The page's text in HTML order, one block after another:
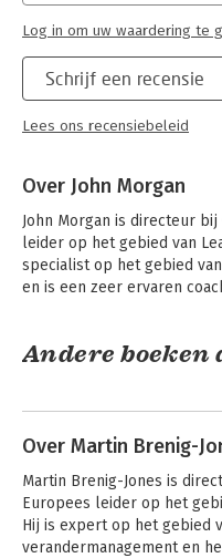
Schrijf een recensie
Lees ons recensiebeleid
Log in om uw waardering te
Over John Morgan
John Morgan is directeur
leider op het gebied van
specialist op het gebied
en is een zeer ervaren
Andere boeken
Over Martin Brenig-
Martin Brenig-Jones is
Europees leider op het
Hij is expert op het gebied
verandermanagement en